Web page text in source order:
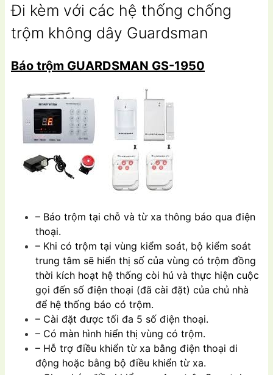
Đi kèm với các hệ thống chống
trộm không dây Guardsman
Báo trộm GUARDSMAN GS-1950
– Báo trộm tại chỗ và từ xa thông báo qua điện
thoại.
– Khi có trộm tại vùng kiểm soát, bộ kiểm soát
trung tâm sẽ hiển thị số của vùng có trộm đồng
thời kích hoạt hệ thống còi hú và thực hiện cuộc
gọi đến số điện thoại (đã cài đặt) của chủ nhà
để hệ thống báo có trộm.
– Cài đặt được tối đa 5 số điện thoại.
– Có màn hình hiển thị vùng có trộm.
– Hỗ trợ điều khiển từ xa bằng điện thoại di
động hoặc bằng bộ điều khiển từ xa.